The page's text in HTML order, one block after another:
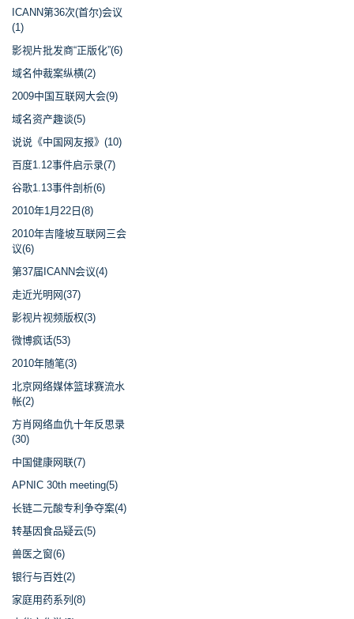
ICANN第36次(首尔)会议
(1)
影视片批发商“正版化”(6)
域名仲裁案纵横(2)
2009中国互联网大会(9)
域名资产趣谈(5)
说说《中国网友报》(10)
百度1.12事件启示录(7)
谷歌1.13事件剖析(6)
2010年1月22日(8)
2010年吉隆坡互联网三会
议(6)
第37届ICANN会议(4)
走近光明网(37)
影视片视频版权(3)
微博疯话(53)
2010年随笔(3)
北京网络媒体篮球赛流水
帐(2)
方肖网络血仇十年反思录
(30)
中国健康网联(7)
APNIC 30th meeting(5)
长链二元酸专利争夺案(4)
转基因食品疑云(5)
兽医之窗(6)
银行与百姓(2)
家庭用药系列(8)